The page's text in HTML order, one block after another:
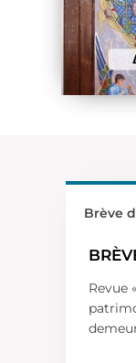
Brève
Revue